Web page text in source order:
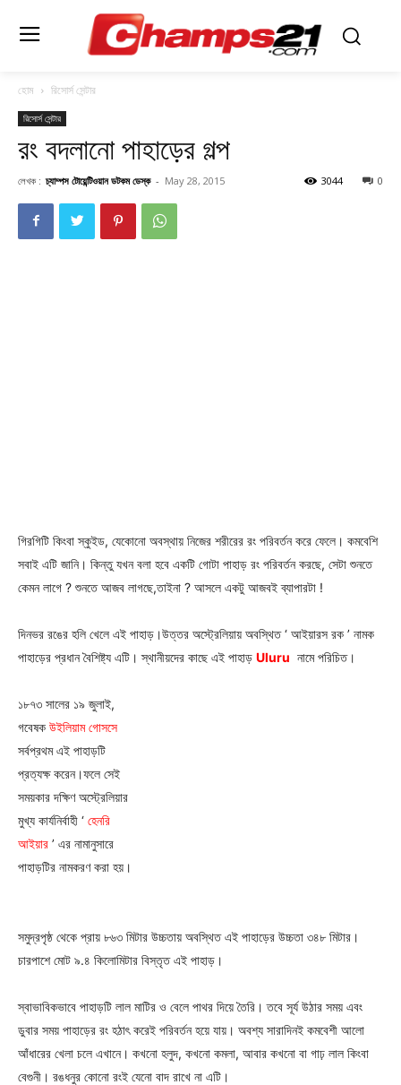
হোম রিসোর্স সেন্টার
রিসোর্স সেন্টার
রং বদলানো পাহাড়ের গল্প
লেখক : চ্যাম্পস টোয়েন্টিওয়ান ডটকম ডেস্ক - May 28, 2015 0
3044
গিরগিটি কিংবা স্কুইড, যেকোনো অবস্থায় নিজের শরীরের রং পরিবর্তন করে ফেলে। কমবেশি
সবাই এটি জানি। কিন্তু যখন বলা হবে একটি গোটা পাহাড় রং পরিবর্তন করছে, সেটা শুনতে
কেমন লাগে ? শুনতে আজব লাগছে,তাইনা ? আসলে একটু আজবই ব্যাপারটা !
দিনভর রঙের হলি খেলে এই পাহাড়।উত্তর অস্ট্রেলিয়ায় অবস্থিত ‘ আইয়ারস রক ’ নামক
পাহাড়ের প্রধান বৈশিষ্ট্য এটি। স্থানীয়দের কাছে এই পাহাড় Uluru নামে পরিচিত।
১৮৭৩ সালের ১৯ জুলাই,
গবেষক উইলিয়াম গোসসে
সর্বপ্রথম এই পাহাড়টি
প্রত্যক্ষ করেন।ফলে সেই
সময়কার দক্ষিণ অস্ট্রেলিয়ার
মুখ্য কার্যনির্বাহী ‘ হেনরি
আইয়ার ’ এর নামানুসারে
পাহাড়টির নামকরণ করা হয়।
সমুদ্রপৃষ্ঠ থেকে প্রায় ৮৬৩ মিটার উচ্চতায় অবস্থিত এই পাহাড়ের উচ্চতা ৩৪৮ মিটার।
চারপাশে মোট ৯.৪ কিলোমিটার বিস্তৃত এই পাহাড়।
স্বাভাবিকভাবে পাহাড়টি লাল মাটির ও বেলে পাথর দিয়ে তৈরি। তবে সূর্য উঠার সময় এবং
ডুবার সময় পাহাড়ের রং হঠাৎ করেই পরিবর্তন হয়ে যায়। অবশ্য সারাদিনই কমবেশী আলো
আঁধারের খেলা চলে এখানে। কখনো হলুদ, কখনো কমলা, আবার কখনো বা গাঢ় লাল কিংবা
বেগুনী। রঙধনুর কোনো রংই যেনো বাদ রাখে না এটি।